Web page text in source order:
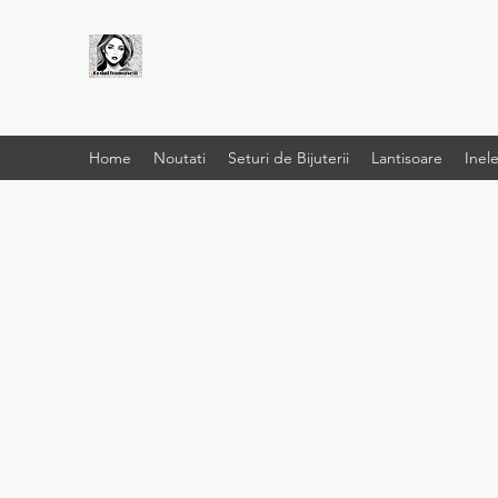
Home Noutati Seturi de Bijuterii Lantisoare Inele